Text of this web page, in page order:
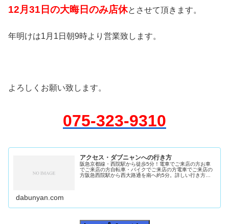
12月31日の大晦日のみ店休とさせて頂きます。
年明けは1月1日朝9時より営業致します。
よろしくお願い致します。
075-323-9310
アクセス・ダブニャンへの行き方
阪急京都線・西院駅から徒歩5分！電車でご来店の方お車
でご来店の方自転車・バイクでご来店の方電車でご来店の
方阪急西院駅から西大路通を南へ約5分。詳しい行き方
dabunyan.com